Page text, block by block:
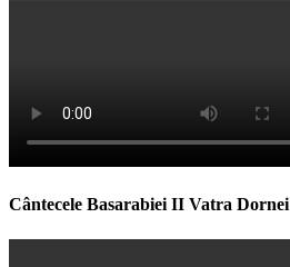
Cântecele Basarabiei II Vatra Dornei